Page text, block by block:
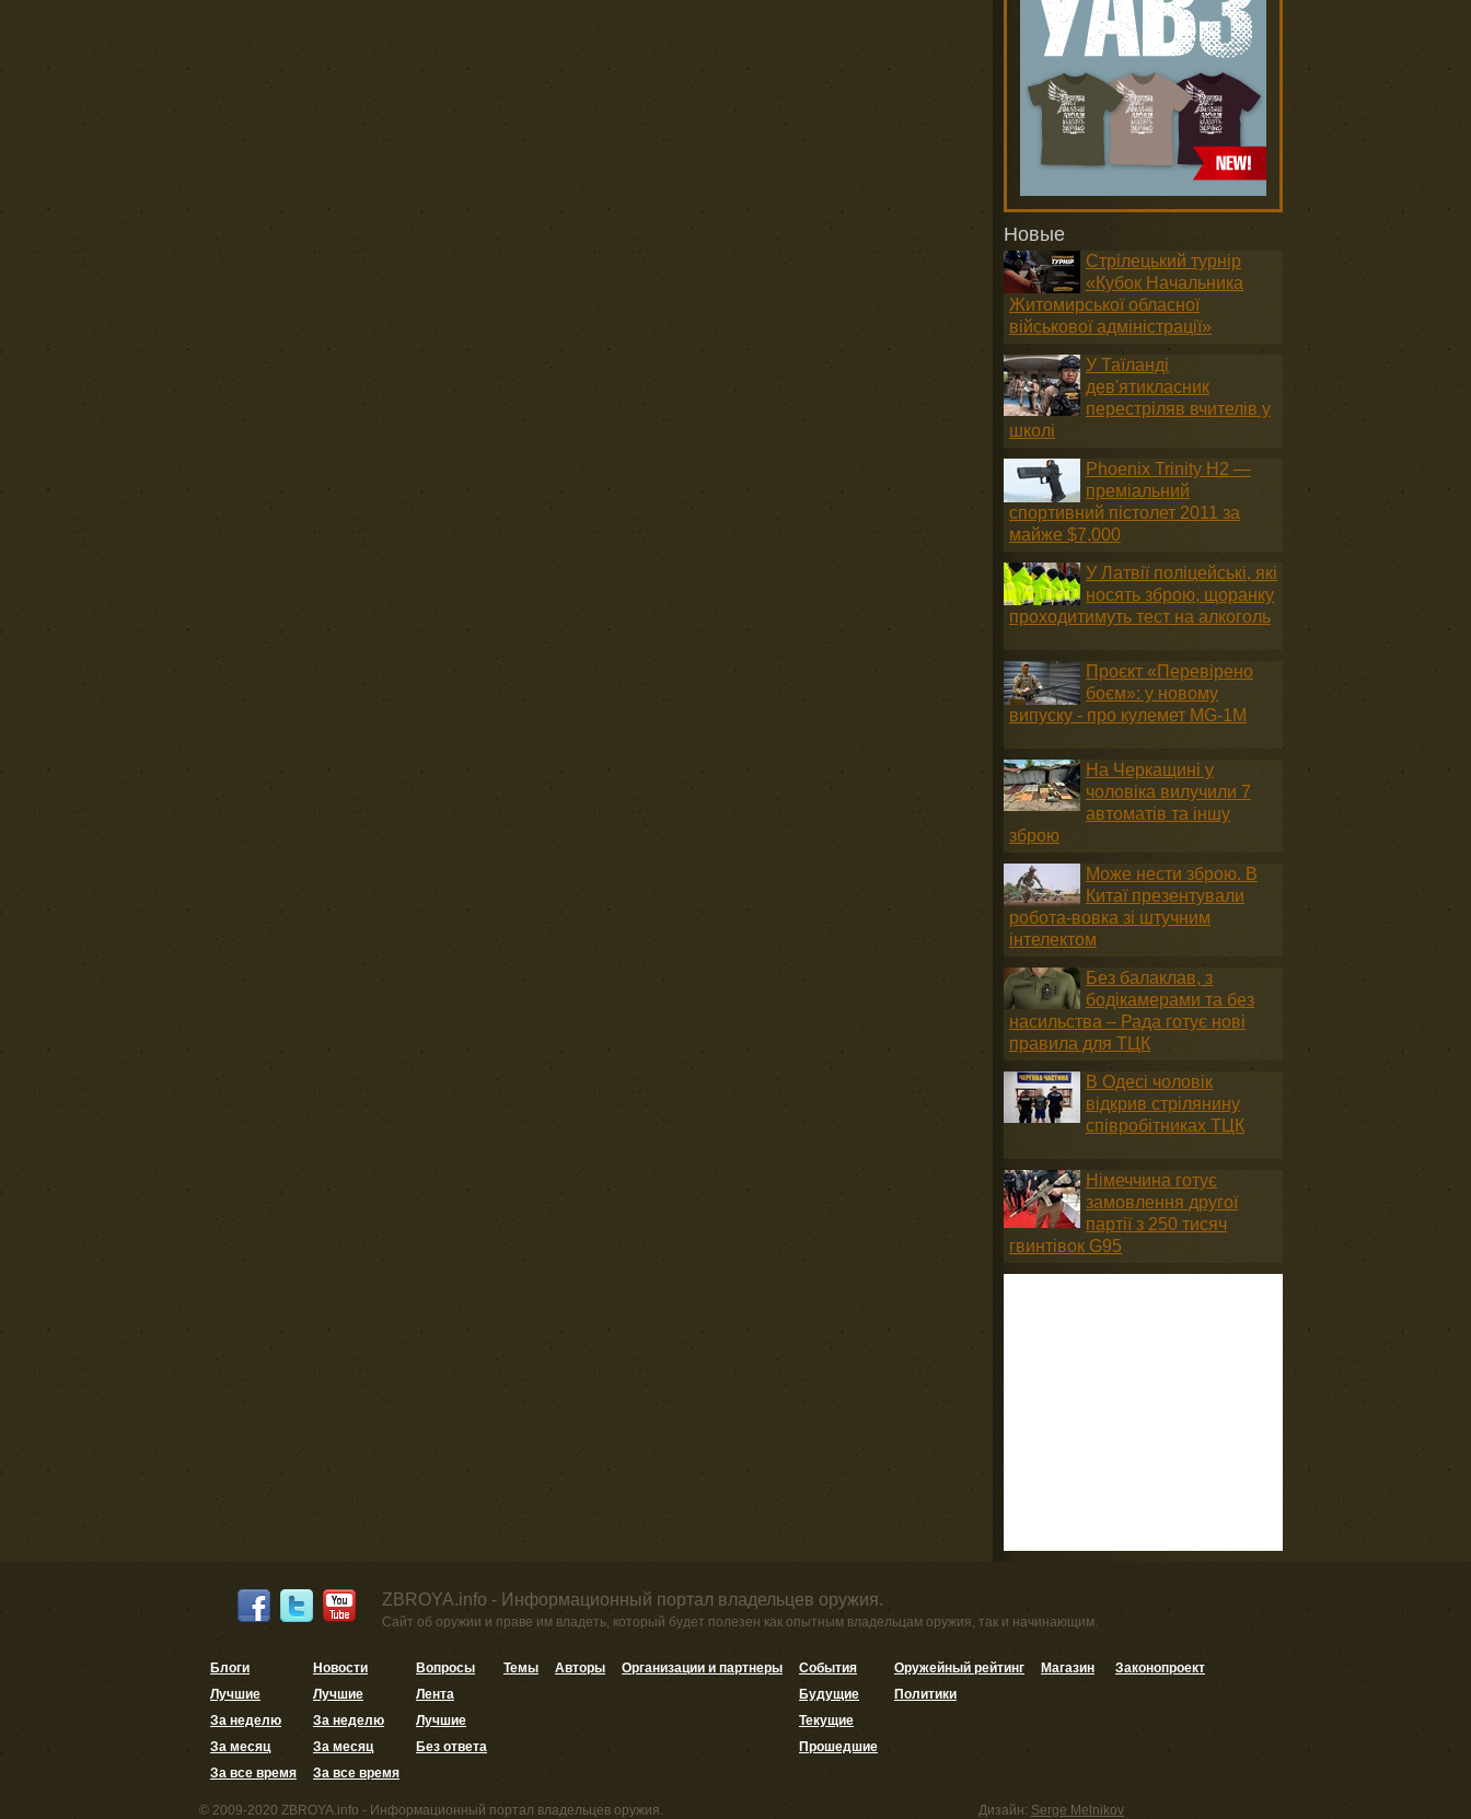
Новые
Стрілецький турнір
«Кубок Начальника
Житомирської обласної
військової адміністрації»
У Таїланді
дев'ятикласник
перестріляв вчителів у
школі
Phoenix Trinity H2 —
преміальний
спортивний пістолет 2011 за
майже $7,000
У Латвії поліцейські, які
носять зброю, щоранку
проходитимуть тест на алкоголь
Проєкт «Перевірено
боєм»: у новому
випуску - про кулемет MG-1М
На Черкащині у
чоловіка вилучили 7
автоматів та іншу
зброю
Може нести зброю. В
Китаї презентували
робота-вовка зі штучним
інтелектом
Без балаклав, з
бодікамерами та без
насильства – Рада готує нові
правила для ТЦК
В Одесі чоловік
відкрив стрілянину
співробітниках ТЦК
Німеччина готує
замовлення другої
партії з 250 тисяч
гвинтівок G95
ZBROYA.info - Информационный портал владельцев оружия.
Сайт об оружии и праве им владеть, который будет полезен как опытным владельцам оружия, так и начинающим.
Блоги
Лучшие
За неделю
За месяц
За все время
Новости
Лучшие
За неделю
За месяц
За все время
Вопросы
Лента
Лучшие
Без ответа
Темы Авторы Организации и партнеры
События
Будущие
Текущие
Прошедшие
Оружейный рейтинг
Политики
Магазин Законопроект
© 2009-2020 ZBROYA.info - Информационный портал владельцев оружия.
Дизайн: Serge Melnikov